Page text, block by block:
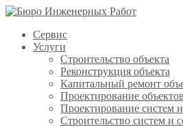
Сервис
Услуги
Строительство объекта
Реконструкция объекта
Капитальный ремонт
Проектирование объектов
Проектирование систем и
Строительство систем и